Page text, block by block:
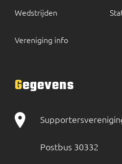
Wedstrijden
Vereniging info
Gegevens
Postbus 30332